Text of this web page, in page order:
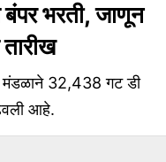
बंपर भरती, जाणून
32,438 गट डी
आहे.